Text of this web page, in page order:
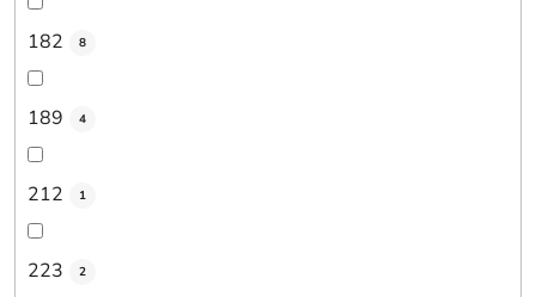
182 8
189 4
212 1
223 2